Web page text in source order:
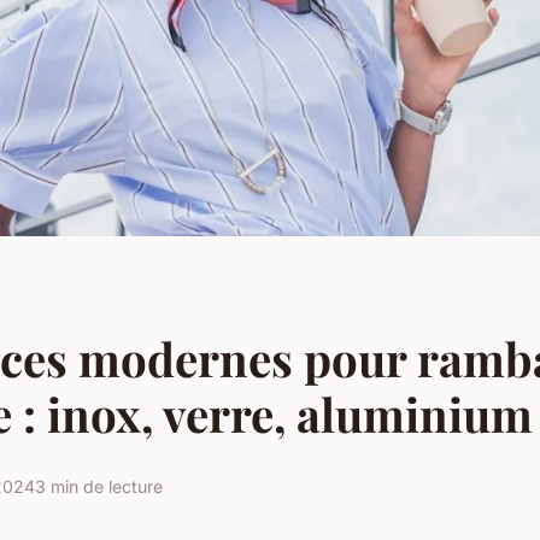
modernes pour
: inox, verre, aluminium
3 min de lecture